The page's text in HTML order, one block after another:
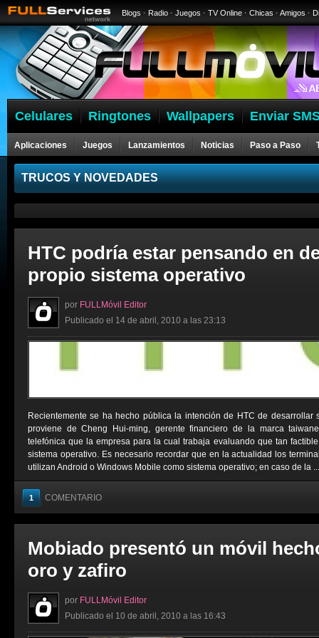
Blogs · Radio · Juegos · TV Online · Chicas · Amigos ·
Celulares Ringtones Wallpapers Enviar
Aplicaciones Juegos Lanzamientos Noticias Paso a Paso
Celulares
TRUCOS Y NOVEDADES
HTC podría estar pensando en
propio sistema operativo
por FULLMóvil Editor
Publicado el 14 de abril, 2010 a las 23:13
Recientemente se ha hecho pública la intención de HTC de desarrollar
proviene de Cheng Hui-ming, gerente financiero de la marca
telefónica que la empresa para la cual trabaja evaluando que tan
sistema operativo. Es necesario recordar que en la actualidad los
utilizan Android o Windows Mobile como sistema operativo; en caso de la ...
1 COMENTARIO
Mobiado presentó un móvil
oro y zafiro
por FULLMóvil Editor
Publicado el 10 de abril, 2010 a las 16:43